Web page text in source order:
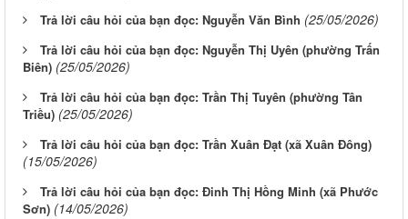
Trả lời câu hỏi của bạn đọc: Nguyễn Văn Bình (25/05/2026)
Trả lời câu hỏi của bạn đọc: Nguyễn Thị Uyên (phường Trấn
Biên) (25/05/2026)
Trả lời câu hỏi của bạn đọc: Trần Thị Tuyên (phường Tân
Triều) (25/05/2026)
Trả lời câu hỏi của bạn đọc: Trần Xuân Đạt (xã Xuân Đông)
(15/05/2026)
Trả lời câu hỏi của bạn đọc: Đinh Thị Hồng Minh (xã Phước
Sơn) (14/05/2026)